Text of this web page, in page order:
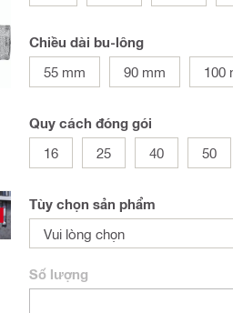
Chiều dài bu-lông
55 mm
90 mm 100
Quy cách đóng gói
16
25 40 50
Tùy chọn sản phẩm
Vui lòng chọn
Số lượng